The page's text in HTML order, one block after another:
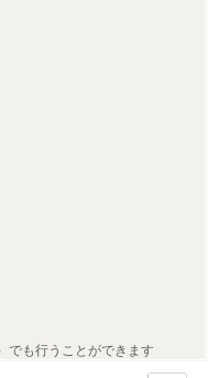
でも行うことができます